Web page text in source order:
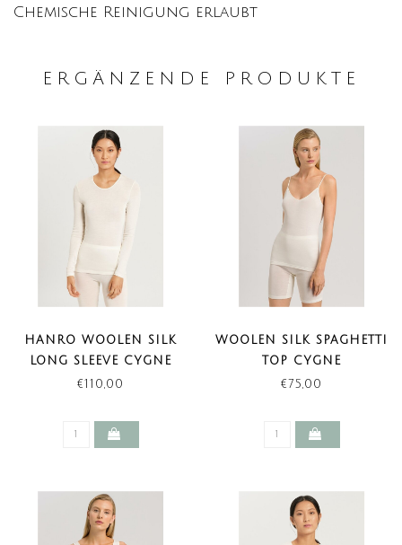
Chemische Reinigung erlaubt
ERGÄNZENDE PRODUKTE
HANRO WOOLEN SILK
LONG SLEEVE CYGNE
€110,00
WOOLEN SILK SPAGHETTI
TOP CYGNE
€75,00